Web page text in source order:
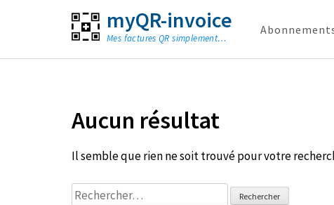
myQR-invoice
Mes factures QR simplement…
Aucun résultat
Il semble que rien ne soit trouvé pour votre
Rechercher :